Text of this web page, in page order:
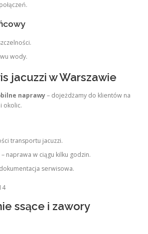
wody.
jacuzzi w Warszawie
naprawy– dojeżdżamy do klientów na
okolic.
transportu jacuzzi.
naprawa w ciągu kilku godzin.
serwisowa.
ssące i zawory